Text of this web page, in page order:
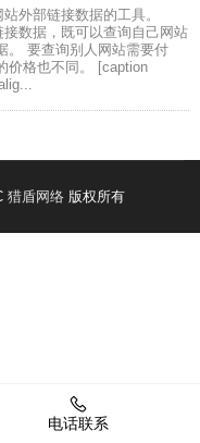
外部链接数据的工具。
数据，既可以查询自己网站
。 要查询别人网站需要付
价格也不同。 [caption
猎盾网络 版权所有
电话联系